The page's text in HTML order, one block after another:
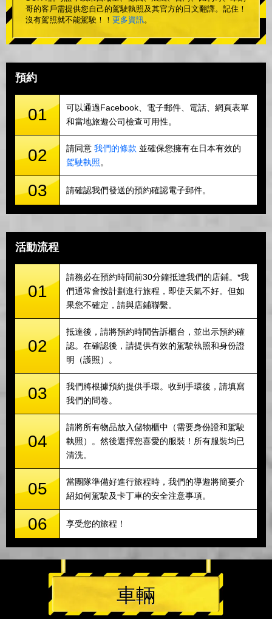
哥的客戶需提供您自己的駕駛執照及其官方的日文翻譯。記住！
沒有駕照就不能駕駛！！ 更多資訊。
預約
01
可以通過Facebook、電子郵件、電話、網頁表單
和當地旅遊公司檢查可用性。
02 請同意 我們的條款 並確保您擁有在日本有效的
駕駛執照。
03 請確認我們發送的預約確認電子郵件。
活動流程
01
請務必在預約時間前30分鐘抵達我們的店鋪。*我
們通常會按計劃進行旅程，即使天氣不好。但如
果您不確定，請與店鋪聯繫。
02
抵達後，請將預約時間告訴櫃台，並出示預約確
認。在確認後，請提供有效的駕駛執照和身份證
明（護照）。
03
我們將根據預約提供手環。收到手環後，請填寫
我們的問卷。
04
請將所有物品放入儲物櫃中（需要身份證和駕駛
執照）。然後選擇您喜愛的服裝！所有服裝均已
清洗。
05
當團隊準備好進行旅程時，我們的導遊將簡要介
紹如何駕駛及卡丁車的安全注意事項。
06 享受您的旅程！
車輛